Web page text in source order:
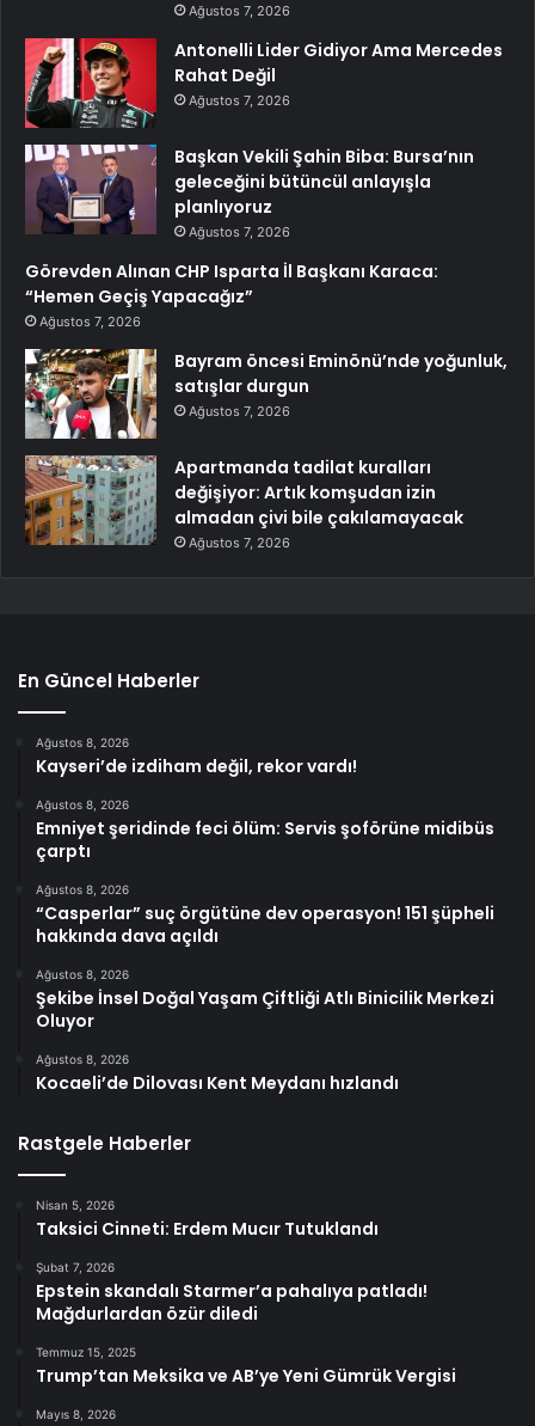
Ağustos 7, 2026
Antonelli Lider Gidiyor Ama Mercedes
Rahat Değil
Ağustos 7, 2026
Başkan Vekili Şahin Biba: Bursa’nın
geleceğini bütüncül anlayışla
planlıyoruz
Ağustos 7, 2026
Görevden Alınan CHP Isparta İl Başkanı Karaca:
“Hemen Geçiş Yapacağız”
Ağustos 7, 2026
Bayram öncesi Eminönü’nde yoğunluk,
satışlar durgun
Ağustos 7, 2026
Apartmanda tadilat kuralları
değişiyor: Artık komşudan izin
almadan çivi bile çakılamayacak
Ağustos 7, 2026
En Güncel Haberler
Ağustos 8, 2026
Kayseri’de izdiham değil, rekor vardı!
Ağustos 8, 2026
Emniyet şeridinde feci ölüm: Servis şoförüne midibüs
çarptı
Ağustos 8, 2026
“Casperlar” suç örgütüne dev operasyon! 151 şüpheli
hakkında dava açıldı
Ağustos 8, 2026
Şekibe İnsel Doğal Yaşam Çiftliği Atlı Binicilik Merkezi
Oluyor
Ağustos 8, 2026
Kocaeli’de Dilovası Kent Meydanı hızlandı
Rastgele Haberler
Nisan 5, 2026
Taksici Cinneti: Erdem Mucır Tutuklandı
Şubat 7, 2026
Epstein skandalı Starmer’a pahalıya patladı!
Mağdurlardan özür diledi
Temmuz 15, 2025
Trump’tan Meksika ve AB’ye Yeni Gümrük Vergisi
Mayıs 8, 2026